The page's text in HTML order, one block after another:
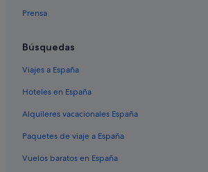
Prensa
Búsquedas
Viajes a España
Hoteles en España
Alquileres vacacionales España
Paquetes de viaje a España
Vuelos baratos en España